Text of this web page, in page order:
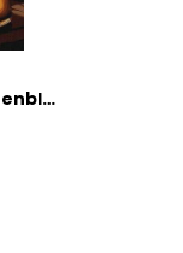
IDEYKA Stillleben mit Sonnenblumen - Malen nach Zahlen für Erwachsene, einfaches Acryl-Malen nach Zahlen für Erwachsene, malen nach zahlen erwachsene mit rahmen,DIY-als Geschenk, 40х50cm